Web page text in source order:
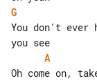
G
You don't ever
A